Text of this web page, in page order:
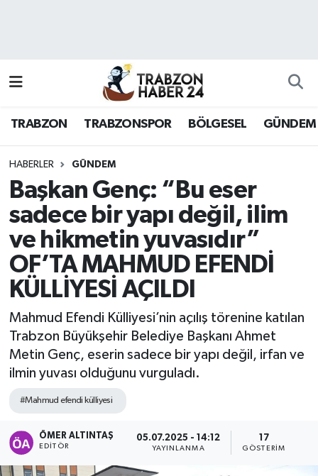
TRABZON TRABZONSPOR BÖLGESEL GÜNDEM
HABERLER GÜNDEM
Başkan Genç: “Bu eser
sadece bir yapı değil, ilim
ve hikmetin yuvasıdır”
OF’TA MAHMUD EFENDİ
KÜLLİYESİ AÇILDI
Mahmud Efendi Külliyesi’nin açılış törenine katılan
Trabzon Büyükşehir Belediye Başkanı Ahmet
Metin Genç, eserin sadece bir yapı değil, irfan ve
ilmin yuvası olduğunu vurguladı.
#Mahmud efendi külliyesi
ÖMER ALTINTAŞ
EDITÖR
05.07.2025 - 14:12
YAYINLANMA
17
GÖSTERIM
Hava Durumu
Namaz Vakitleri
Trafik Durumu
Süper Lig Puan Durumu ve Fikstür
Tüm Manşetler
Son Dakika Haberleri